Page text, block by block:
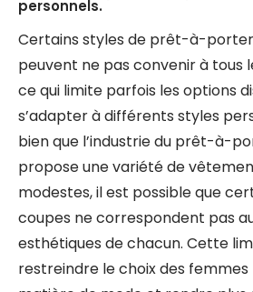
personnels.
Certains styles de prêt-à-
peuvent ne pas convenir à tous
ce qui limite parfois les options
s’adapter à différents styles
bien que l’industrie du prêt-à-
propose une variété de
modestes, il est possible que
coupes ne correspondent pas
esthétiques de chacun. Cette
restreindre le choix des femmes